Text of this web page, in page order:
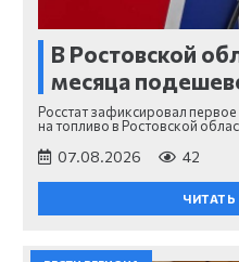
В Ростовской
месяца
Росстат зафиксировал
на топливо в Ростовской
07.08.2026 42